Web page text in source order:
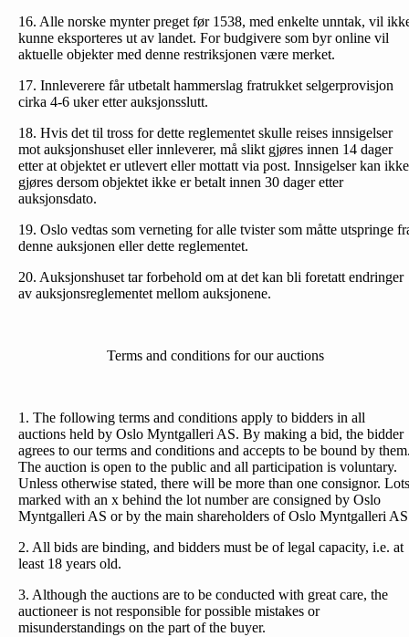
16. Alle norske mynter preget før 1538, med enkelte unntak, vil
kunne eksporteres ut av landet. For budgivere som byr online vil
aktuelle objekter med denne restriksjonen være merket.
17. Innleverere får utbetalt hammerslag fratrukket selgerprovisjon
cirka 4-6 uker etter auksjonsslutt.
18. Hvis det til tross for dette reglementet skulle reises inn­sigelser
mot auksjonshuset eller innleverer, må slikt gjøres innen 14 dager
etter at objektet er utlevert eller mottatt via post. Innsigelser kan ikke
gjøres dersom objektet ikke er betalt innen 30 dager etter
auksjonsdato.
19. Oslo vedtas som verneting for alle tvister som måtte utspringe
denne auksjonen eller dette reglementet.
20. Auksjonshuset tar forbehold om at det kan bli foretatt endringer
av auksjonsreglementet mellom auksjonene.
Terms and conditions for our auctions
1. The following terms and conditions apply to bidders in all
auctions held by Oslo Myntgalleri AS. By making a bid, the bidder
agrees to our terms and conditions and accepts to be bound by
The auction is open to the public and all participation is voluntary.
Unless otherwise stated, there will be more than one consignor. Lots
marked with an x behind the lot number are consigned by Oslo
Myntgalleri AS or by the main shareholders of Oslo Myntgalleri
2. All bids are binding, and bidders must be of legal capacity, i.e. at
least 18 years old.
3. Although the auctions are to be conducted with great care, the
auctioneer is not responsible for possible mistakes or
misunderstandings on the part of the buyer.